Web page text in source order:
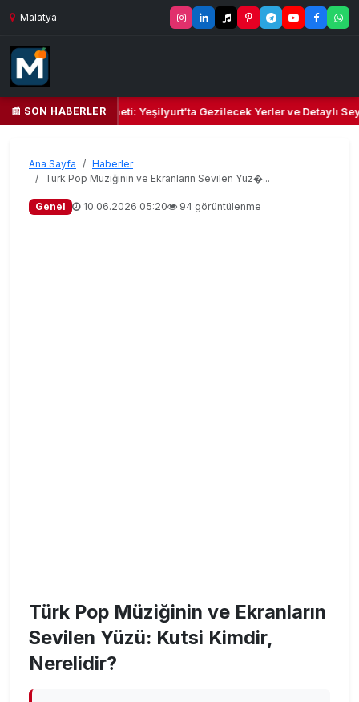
Malatya
📰 SON HABERLER
ve Kültür Cenneti: Yeşilyurt’ta Gezilecek Yerler ve Detaylı
Ana Sayfa
Haberler
Türk Pop Müziğinin ve Ekranların Sevilen Yüz�...
Genel 10.06.2026 05:20 94 görüntülenme
Türk Pop Müziğinin ve Ekranların
Sevilen Yüzü: Kutsi Kimdir,
Nerelidir?